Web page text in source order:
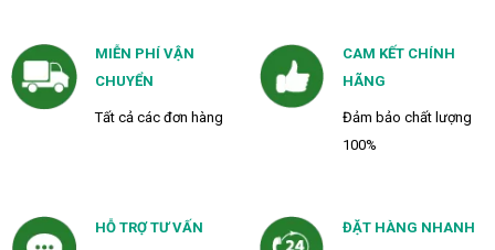
MIỄN PHÍ VẬN
CHUYỂN
Tất cả các đơn hàng
CAM KẾT CHÍNH
HÃNG
Đảm bảo chất lượng
100%
HỖ TRỢ TƯ VẤN ĐẶT HÀNG NHANH